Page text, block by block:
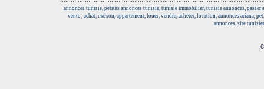
annonces tunisie, petites annonces tunisie, tunisie immobilier, tunisie annonces, passer
vente , achat, maison, appartement, louer, vendre, acheter, location, annonces ariana,
annonces, site